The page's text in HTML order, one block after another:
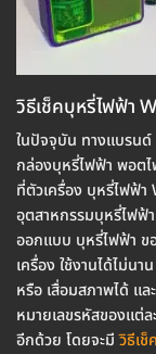
วิธีเช็คบุหรี่ไฟฟ้า
ในปัจจุบัน ทางแบรน
กล่องบุหรี่ไฟฟ้า พอต
ที่ตัวเครื่อง บุหรี่ไฟฟ้
อุตสาหกรรมบุหรี่ไฟฟ้
ออกแบบ บุหรี่ไฟฟ้า ข
เครื่อง ใช้งานได้ไม่นาน
หรือ เสื่อมสภาพได้ แ
หมายเลขรหัสของแต่
อีกด้วย โดยจะมีวิธีเ